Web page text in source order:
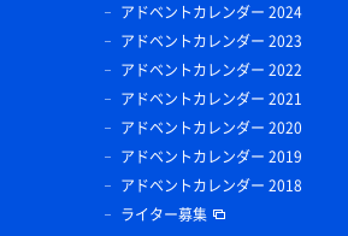
アドベントカレンダー 2024
アドベントカレンダー 2023
アドベントカレンダー 2022
アドベントカレンダー 2021
アドベントカレンダー 2020
アドベントカレンダー 2019
アドベントカレンダー 2018
ライター募集